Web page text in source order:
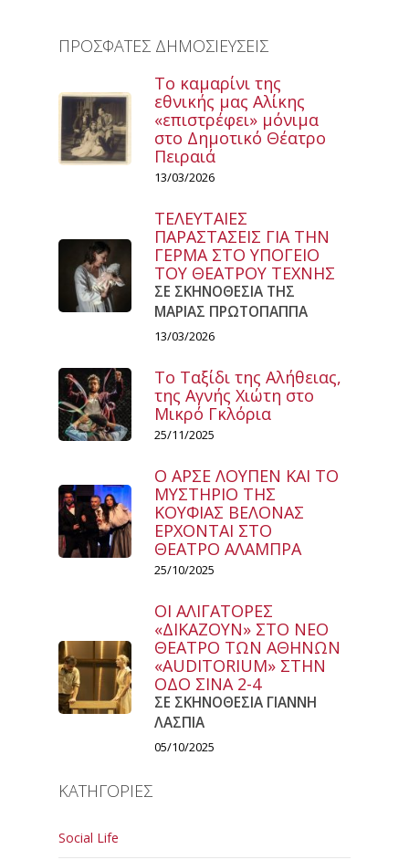
ΠΡΟΣΦΑΤΕΣ ΔΗΜΟΣΙΕΥΣΕΙΣ
Το καμαρίνι της
εθνικής μας Αλίκης
«επιστρέφει» μόνιμα
στο Δημοτικό Θέατρο
Πειραιά
13/03/2026
ΤΕΛΕΥΤΑΙΕΣ
ΠΑΡΑΣΤΑΣΕΙΣ ΓΙΑ ΤΗΝ
ΓΕΡΜΑ ΣΤΟ ΥΠΟΓΕΙΟ
ΤΟΥ ΘΕΑΤΡΟΥ ΤΕΧΝΗΣ
ΣΕ ΣΚΗΝΟΘΕΣΙΑ ΤΗΣ
ΜΑΡΙΑΣ ΠΡΩΤΟΠΑΠΠΑ
13/03/2026
Το Ταξίδι της Αλήθειας,
της Αγνής Χιώτη στο
Μικρό Γκλόρια
25/11/2025
Ο ΑΡΣΕ ΛΟΥΠΕΝ ΚΑΙ ΤΟ
ΜΥΣΤΗΡΙΟ ΤΗΣ
ΚΟΥΦΙΑΣ ΒΕΛΟΝΑΣ
ΕΡΧΟΝΤΑΙ ΣΤΟ
ΘΕΑΤΡΟ ΑΛΑΜΠΡΑ
25/10/2025
ΟΙ ΑΛΙΓΑΤΟΡΕΣ
«ΔΙΚΑΖΟΥΝ» ΣΤΟ ΝΕΟ
ΘΕΑΤΡΟ ΤΩΝ ΑΘΗΝΩΝ
«AUDITORIUM» ΣΤΗΝ
ΟΔΟ ΣΙΝΑ 2-4
ΣΕ ΣΚΗΝΟΘΕΣΙΑ ΓΙΑΝΝΗ
ΛΑΣΠΙΑ
05/10/2025
ΚΑΤΗΓΟΡΙΕΣ
Social Life